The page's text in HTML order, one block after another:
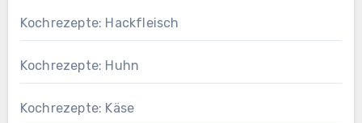
Kochrezepte: Hackfleisch
Kochrezepte: Huhn
Kochrezepte: Käse